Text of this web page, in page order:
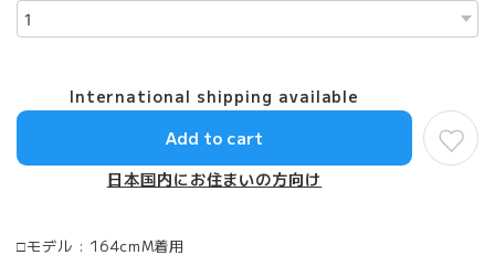
International shipping available
Add to cart
日本国内にお住まいの方向け
□モデル : 164cmM着用